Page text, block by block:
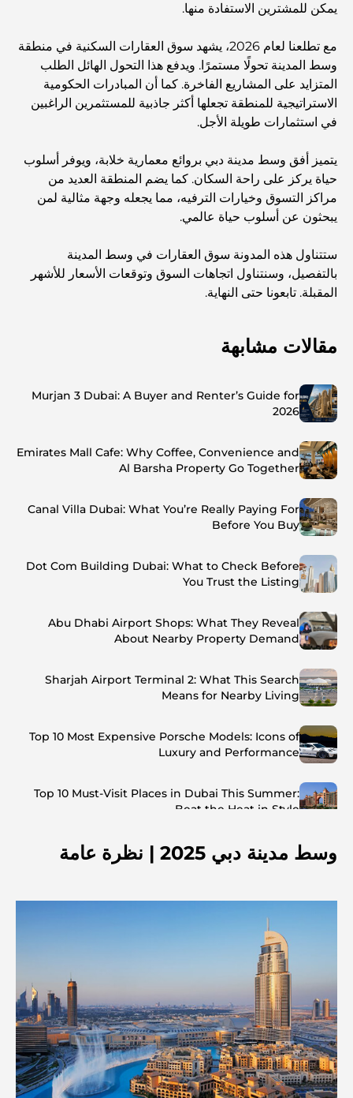
يمكن للمشترين الاستفادة منها.
مع تطلعنا لعام 2026، يشهد سوق العقارات السكنية في منطقة
وسط المدينة تحولًا مستمرًا. ويدفع هذا التحول الهائل الطلب
المتزايد على المشاريع الفاخرة. كما أن المبادرات الحكومية
الاستراتيجية للمنطقة تجعلها أكثر جاذبية للمستثمرين الراغبين
في استثمارات طويلة الأجل.
يتميز أفق وسط مدينة دبي بروائع معمارية خلابة، ويوفر أسلوب
حياة يركز على راحة السكان. كما يضم المنطقة العديد من
مراكز التسوق وخيارات الترفيه، مما يجعله وجهة مثالية لمن
يبحثون عن أسلوب حياة عالمي.
ستتناول هذه المدونة سوق العقارات في وسط المدينة
بالتفصيل، وسنتناول اتجاهات السوق وتوقعات الأسعار للأشهر
المقبلة. تابعونا حتى النهاية.
مقالات مشابهة
Murjan 3 Dubai: A Buyer and Renter’s Guide for
2026
Emirates Mall Cafe: Why Coffee, Convenience and
Al Barsha Property Go Together
Canal Villa Dubai: What You’re Really Paying For
Before You Buy
Dot Com Building Dubai: What to Check Before
You Trust the Listing
Abu Dhabi Airport Shops: What They Reveal
About Nearby Property Demand
Sharjah Airport Terminal 2: What This Search
Means for Nearby Living
Top 10 Most Expensive Porsche Models: Icons of
Luxury and Performance
Top 10 Must-Visit Places in Dubai This Summer:
Beat the Heat in Style
Top 7 Busiest Airports in the World: Hub of Global
Investors and Residents
Best Schools in Downtown Dubai: A Guide for
Families
أشياء يمكنك القيام بها في دبي خلال فصل الصيف: دليلك الأمثل
للتغلب على الحرارة
أفضل الهدايا الفاخرة للرجال: أفكار هدايا مميزة وخالدة
وسط مدينة دبي 2025 | نظرة عامة